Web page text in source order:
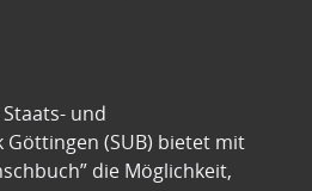
und
(SUB) bietet mit
die Möglichkeit,